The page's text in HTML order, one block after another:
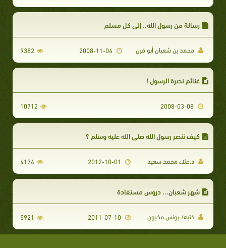
رسالة من رسول الله.. إلى كل مسلم
محمد بن شعبان أبو قرن 9382
غنائم نصرة الرسول !
10712
كيف ننصر رسول الله صلى الله عليه وسلم ؟
د.علاء محمد سعيد 4174
شهر شعبان... دروس مستفادة
كتبه/ يونس مخيون 5921